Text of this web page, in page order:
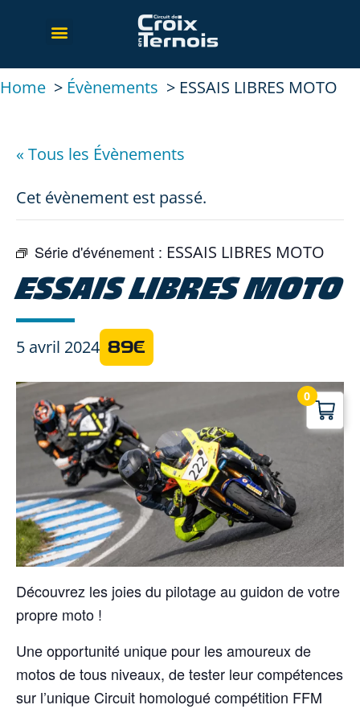
Home Évènements ESSAIS LIBRES MOTO
« Tous les Évènements
Cet évènement est passé.
Série d'événement : ESSAIS LIBRES MOTO
ESSAIS LIBRES MOTO
5 avril 2024 89€
Découvrez les joies du pilotage au guidon de votre
propre moto !
Une opportunité unique pour les amoureux de
motos de tous niveaux, de tester leur compétences
sur l’unique Circuit homologué compétition FFM
0